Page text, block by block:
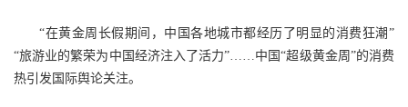
“在黄金周长假期间，中国各地城市都经历了明显的消费狂潮”
“旅游业的繁荣为中国经济注入了活力”……中国“超级黄金周”的消费
热引发国际舆论关注。